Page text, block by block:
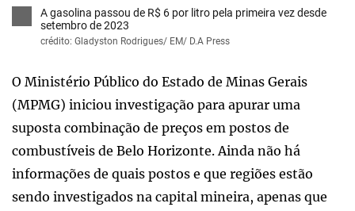
A gasolina passou de R$ 6 por litro pela primeira vez desde
setembro de 2023
crédito: Gladyston Rodrigues/ EM/ D.A Press
O Ministério Público do Estado de Minas Gerais
(MPMG) iniciou investigação para apurar uma
suposta combinação de preços em postos de
combustíveis de Belo Horizonte. Ainda não há
informações de quais postos e que regiões estão
sendo investigados na capital mineira, apenas que